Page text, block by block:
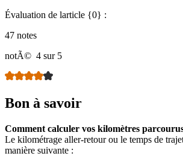
Évaluation de larticle {0} :
47 notes
notÃ© 4 sur 5
Bon à savoir
Comment calculer vos kilomètres
Le kilométrage aller-retour ou le temps de
manière suivante :